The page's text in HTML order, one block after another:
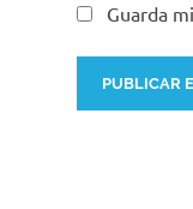
Guarda